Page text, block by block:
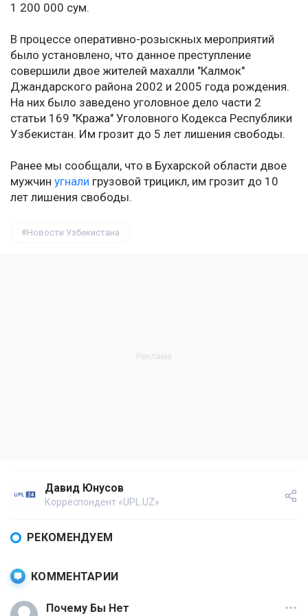
1 200 000 сум.
В процессе оперативно-розыскных мероприятий
было установлено, что данное преступление
совершили двое жителей махалли "Калмок"
Джандарского района 2002 и 2005 года рождения.
На них было заведено уголовное дело части 2
статьи 169 "Кража" Уголовного Кодекса Республики
Узбекистан. Им грозит до 5 лет лишения свободы.
Ранее мы сообщали, что в Бухарской области двое
мужчин угнали грузовой трицикл, им грозит до 10
лет лишения свободы.
Новости Узбекистана
Давид Юнусов
Корреспондент «UPL.UZ»
РЕКОМЕНДУЕМ
КОММЕНТАРИИ
Почему Бы Нет